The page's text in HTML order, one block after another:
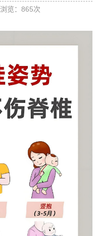
浏览：865次